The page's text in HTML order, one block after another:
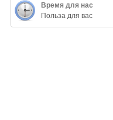
Время для нас
Польза для вас